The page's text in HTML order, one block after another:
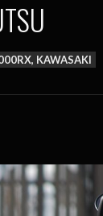
KAWASAKI